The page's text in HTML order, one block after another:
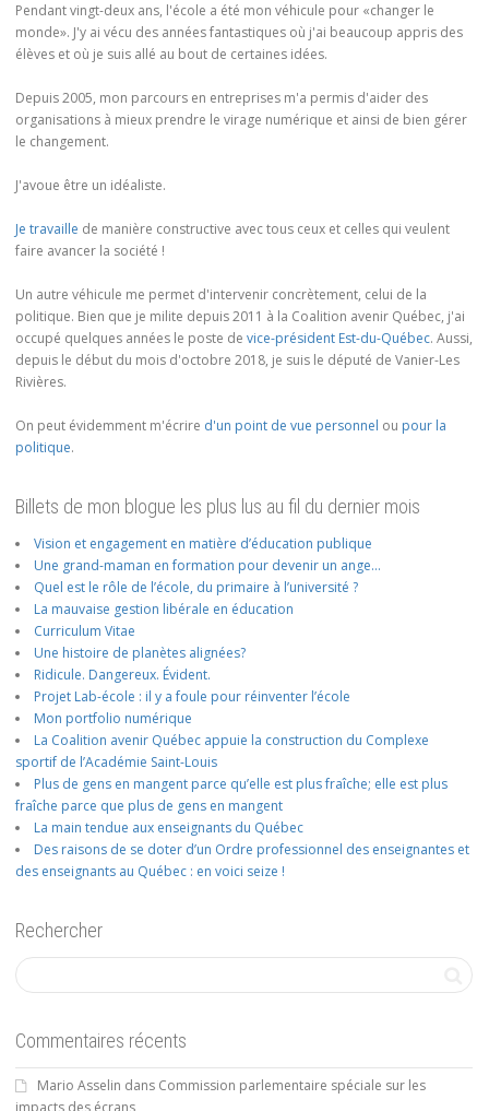
Pendant vingt-deux ans, l'école a été mon véhicule pour «changer le
monde». J'y ai vécu des années fantastiques où j'ai beaucoup appris des
élèves et où je suis allé au bout de certaines idées.
Depuis 2005, mon parcours en entreprises m'a permis d'aider des
organisations à mieux prendre le virage numérique et ainsi de bien gérer
le changement.
J'avoue être un idéaliste.
Je travaille de manière constructive avec tous ceux et celles qui veulent
faire avancer la société !
Un autre véhicule me permet d'intervenir concrètement, celui de la
politique. Bien que je milite depuis 2011 à la Coalition avenir Québec, j'ai
occupé quelques années le poste de vice-président Est-du-Québec. Aussi,
depuis le début du mois d'octobre 2018, je suis le député de Vanier-Les
Rivières.
On peut évidemment m'écrire d'un point de vue personnel ou pour la
politique.
Billets de mon blogue les plus lus au fil du dernier mois
Vision et engagement en matière d’éducation publique
Une grand-maman en formation pour devenir un ange…
Quel est le rôle de l’école, du primaire à l’université ?
La mauvaise gestion libérale en éducation
Curriculum Vitae
Une histoire de planètes alignées?
Ridicule. Dangereux. Évident.
Projet Lab-école : il y a foule pour réinventer l’école
Mon portfolio numérique
La Coalition avenir Québec appuie la construction du Complexe
sportif de l’Académie Saint-Louis
Plus de gens en mangent parce qu’elle est plus fraîche; elle est plus
fraîche parce que plus de gens en mangent
La main tendue aux enseignants du Québec
Des raisons de se doter d’un Ordre professionnel des enseignantes et
des enseignants au Québec : en voici seize !
Rechercher
Commentaires récents
Mario Asselin dans Commission parlementaire spéciale sur les